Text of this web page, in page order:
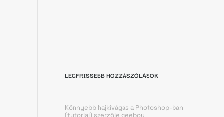
LEGFRISSEBB HOZZÁSZÓLÁSOK
Könnyebb hajkivágás a Photoshop-ban
(tutorial) szerzője geeboy